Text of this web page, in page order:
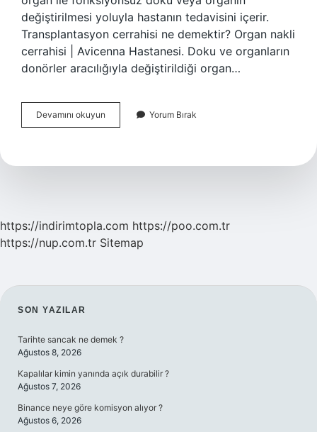
değiştirilmesi yoluyla hastanın tedavisini içerir.
Transplantasyon cerrahisi ne demektir? Organ nakli
cerrahisi | Avicenna Hastanesi. Doku ve organların
donörler aracılığıyla değiştirildiği organ…
Devamını okuyun Transplantasyon
Merkezi
Yorum Bırak
https://indirimtopla.com https://poo.com.tr
https://nup.com.tr Sitemap
SIDEBAR
SON YAZILAR
Tarihte sancak ne demek ?
Ağustos 8, 2026
Kapalılar kimin yanında açık durabilir ?
Ağustos 7, 2026
Binance neye göre komisyon alıyor ?
Ağustos 6, 2026